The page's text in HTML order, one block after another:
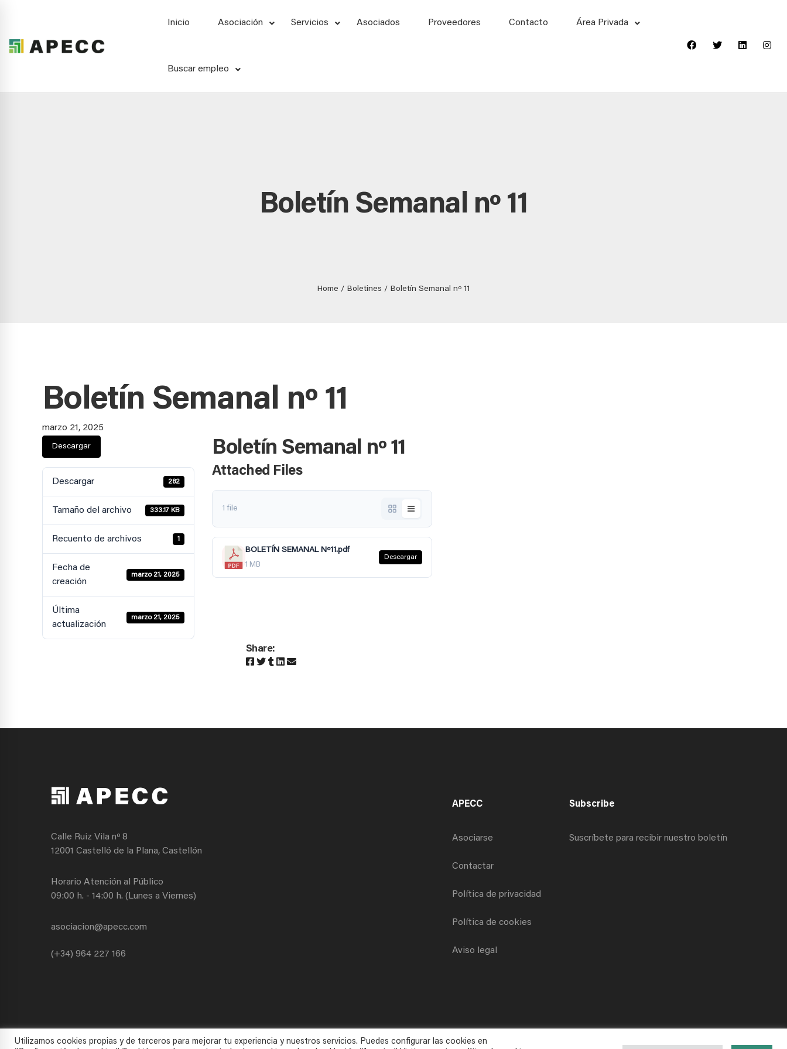
Inicio Asociación Servicios Asociados Proveedores Contacto Área Privada
Buscar empleo
Boletín Semanal nº 11
Home Boletines Boletín Semanal nº 11
Boletín Semanal nº 11
marzo 21, 2025
Descargar
Descargar 282
Tamaño del archivo 333.17 KB
Recuento de archivos 1
Fecha de
creación
marzo 21, 2025
Última
actualización
marzo 21, 2025
Boletín Semanal nº 11
Attached Files
1 file
BOLETÍN SEMANAL Nº11.pdf
1 MB
Descargar
Share:
Calle Ruiz Vila nº 8
12001 Castelló de la Plana, Castellón
Horario Atención al Público
09:00 h. - 14:00 h. (Lunes a Viernes)
asociacion@apecc.com
(+34) 964 227 166
APECC
Asociarse
Contactar
Política de privacidad
Política de cookies
Aviso legal
Subscribe
Suscríbete para recibir nuestro boletín
Utilizamos cookies propias y de terceros para mejorar tu experiencia y nuestros servicios. Puedes configurar las cookies en